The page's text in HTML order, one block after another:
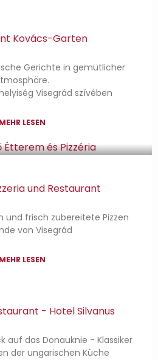
Kovács-Garten
Gerichte in gemütlicher
Visegrád szívében
MEHR LESEN
und Restaurant
und frisch zubereitete Pizzen
von Visegrád
MEHR LESEN
- Hotel Silvanus
auf das Donauknie - Klassiker
der ungarischen Küche